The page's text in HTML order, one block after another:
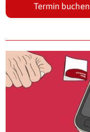
Termin buchen